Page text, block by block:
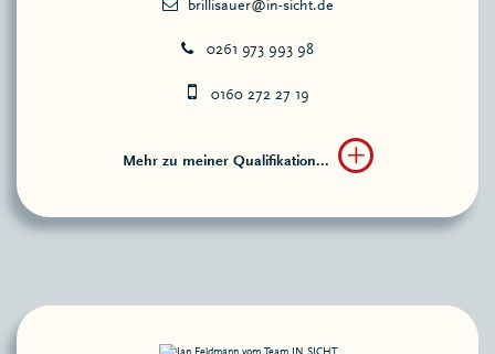
0261 973 993 98
0160 272 27 19
Mehr zu meiner Qualifikation...